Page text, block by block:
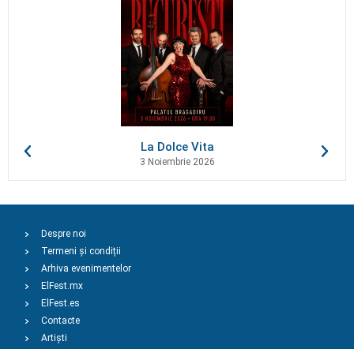
La Dolce Vita
3 Noiembrie 2026
Despre noi
Termeni și condiții
Arhiva evenimentelor
ElFest.mx
ElFest.es
Contacte
Artiști